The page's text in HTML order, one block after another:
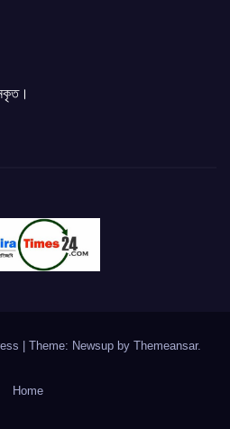
| Theme: Newsup by Themeansar.
Home